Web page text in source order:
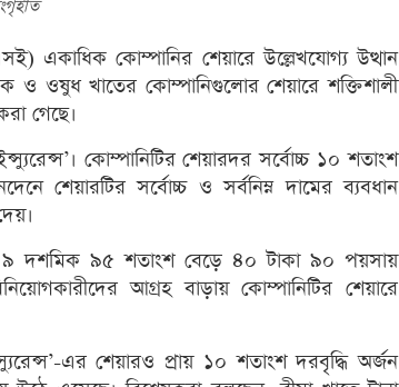
একাধিক কোম্পানির শেয়ারে উল্লেখযোগ্য উত্থান
ও ওষুধ খাতের কোম্পানিগুলোর শেয়ারে শক্তিশালী
গেছে।
কোম্পানিটির শেয়ারদর সর্বোচ্চ ১০ শতাংশ
শেয়ারটির সর্বোচ্চ ও সর্বনিম্ন দামের ব্যবধান
৯ দশমিক ৯৫ শতাংশ বেড়ে ৪০ টাকা ৯০ পয়সায়
আগ্রহ বাড়ায় কোম্পানিটির শেয়ারে
এর শেয়ারও প্রায় ১০ শতাংশ দরবৃদ্ধি অর্জন